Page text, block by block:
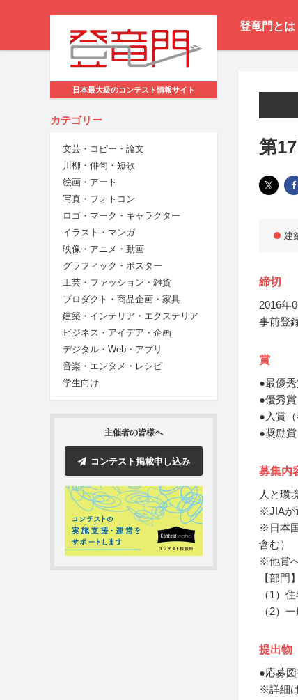
登竜門とは
日本最大級のコンテスト情報サイト
カテゴリー
文芸・コピー・論文
川柳・俳句・短歌
絵画・アート
写真・フォトコン
ロゴ・マーク・キャラクター
イラスト・マンガ
映像・アニメ・動画
グラフィック・ポスター
工芸・ファッション・雑貨
プロダクト・商品企画・家具
建築・インテリア・エクステリア
ビジネス・アイデア・企画
デジタル・Web・アプリ
音楽・エンタメ・レシピ
学生向け
主催者の皆様へ
コンテスト掲載申し込み
第
建
締切
2016年
事前登
賞
●最優
●優秀
●入賞
●奨励
募集内
人と環
※JIAが
※日本
含む）
※他賞
【部門】
（1）
（2）
提出物
●応募
※詳細